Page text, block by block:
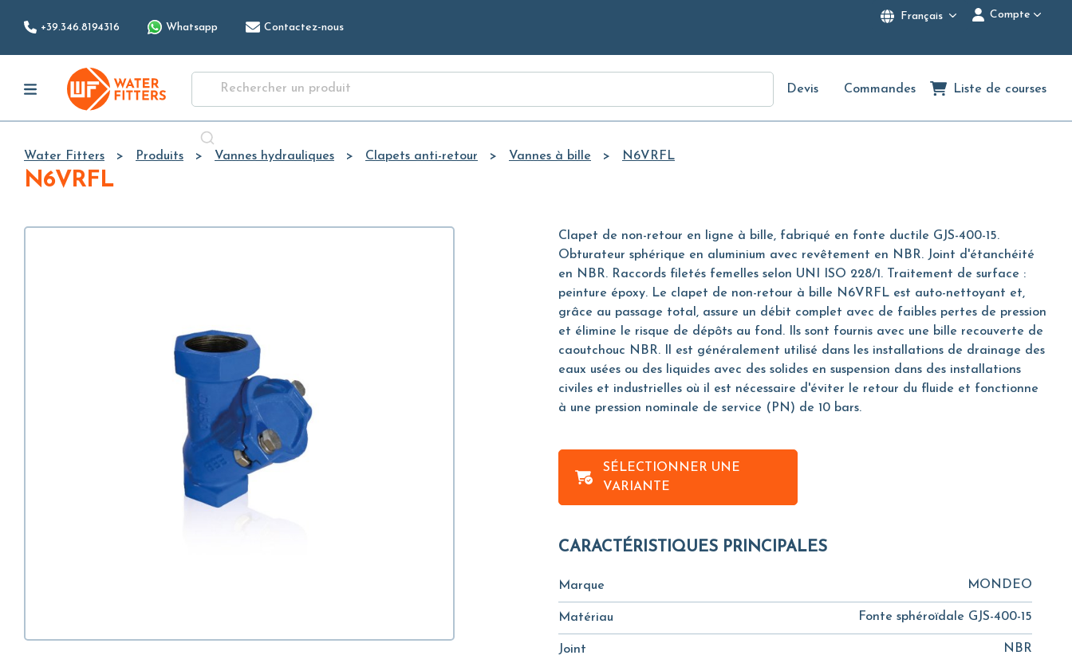
+39.346.8194316 Whatsapp Contactez-nous
Français Compte
Devis Commandes Liste de courses
Water Fitters Produits Vannes hydrauliques Clapets anti-retour Vannes à bille N6VRFL
N6VRFL
Clapet de non-retour en ligne à bille, fabriqué en fonte ductile GJS-400-15.
Obturateur sphérique en aluminium avec revêtement en NBR. Joint d'étanchéité
en NBR. Raccords filetés femelles selon UNI ISO 228/1. Traitement de surface :
peinture époxy. Le clapet de non-retour à bille N6VRFL est auto-nettoyant et,
grâce au passage total, assure un débit complet avec de faibles pertes de pression
et élimine le risque de dépôts au fond. Ils sont fournis avec une bille recouverte de
caoutchouc NBR. Il est généralement utilisé dans les installations de drainage des
eaux usées ou des liquides avec des solides en suspension dans des installations
civiles et industrielles où il est nécessaire d'éviter le retour du fluide et fonctionne
à une pression nominale de service (PN) de 10 bars.
SÉLECTIONNER UNE
VARIANTE
CARACTÉRISTIQUES PRINCIPALES
Marque MONDEO
Matériau Fonte sphéroïdale GJS-400-15
Joint NBR